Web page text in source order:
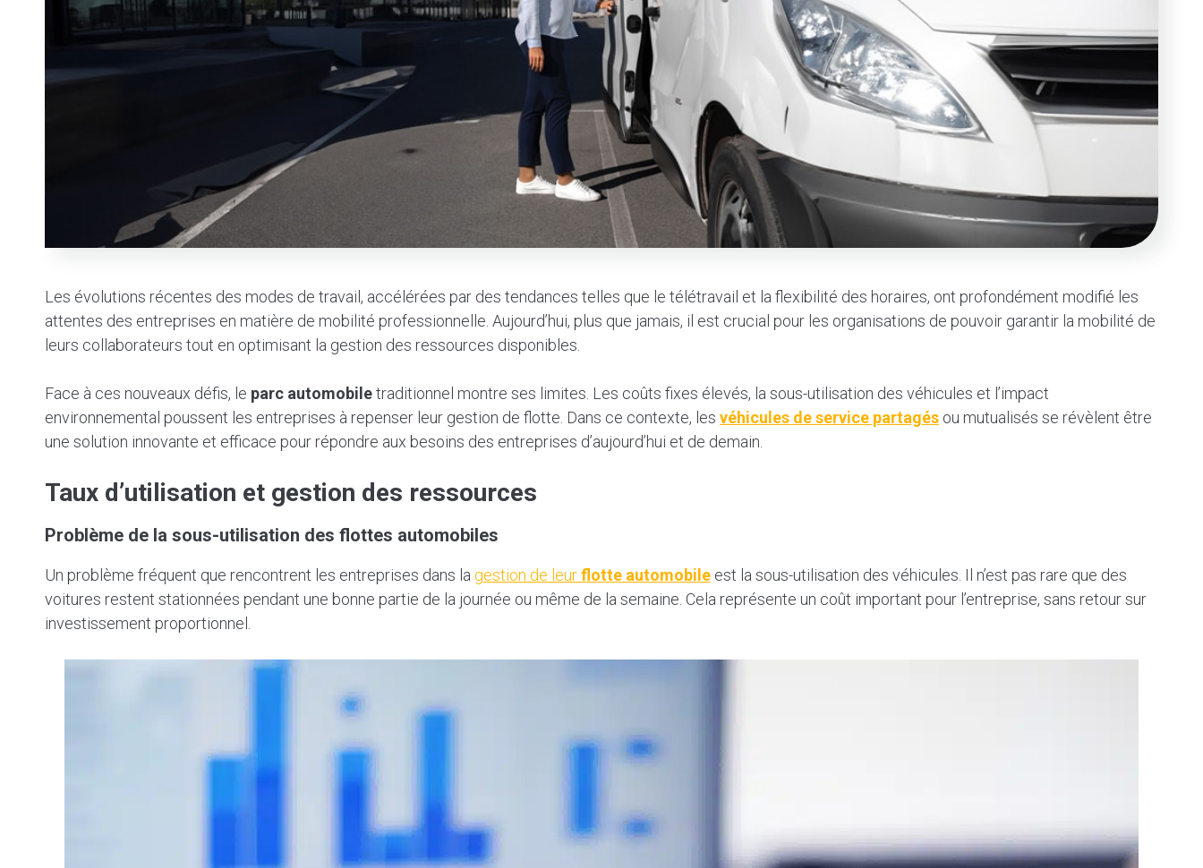
Les évolutions récentes des modes de travail, accélérées par des tendances telles que le télétravail et la flexibilité des horaires, ont profondément modifié les
attentes des entreprises en matière de mobilité professionnelle. Aujourd’hui, plus que jamais, il est crucial pour les organisations de pouvoir garantir la mobilité de
leurs collaborateurs tout en optimisant la gestion des ressources disponibles.
Face à ces nouveaux défis, le parc automobiletraditionnel montre ses limites. Les coûts fixes élevés, la sous-utilisation des véhicules et l’impact
environnemental poussent les entreprises à repenser leur gestion de flotte. Dans ce contexte, les véhicules de service partagés ou mutualisés se révèlent être
une solution innovante et efficace pour répondre aux besoins des entreprises d’aujourd’hui et de demain.
Taux d’utilisation et gestion des ressources
Problème de la sous-utilisation des flottes automobiles
Un problème fréquent que rencontrent les entreprises dans la gestion de leurflotte automobile est la sous-utilisation des véhicules. Il n’est pas rare que des
voitures restent stationnées pendant une bonne partie de la journée ou même de la semaine. Cela représente un coût important pour l’entreprise, sans retour sur
investissement proportionnel.